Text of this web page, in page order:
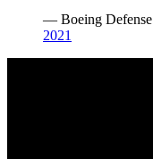
— Boeing
2021